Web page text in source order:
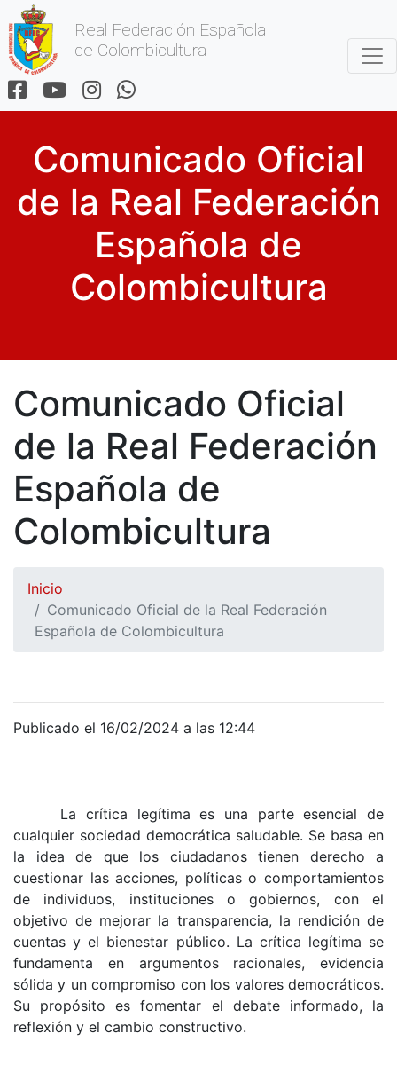
Real Federación Española
de Colombicultura
Comunicado Oficial
de la Real Federación
Española de
Colombicultura
Comunicado Oficial
de la Real Federación
Española de
Colombicultura
Inicio
Comunicado Oficial de la Real Federación
Española de Colombicultura
Publicado el 16/02/2024 a las 12:44
La crítica legítima es una parte esencial de
cualquier sociedad democrática saludable. Se basa en
la idea de que los ciudadanos tienen derecho a
cuestionar las acciones, políticas o comportamientos
de individuos, instituciones o gobiernos, con el
objetivo de mejorar la transparencia, la rendición de
cuentas y el bienestar público. La crítica legítima se
fundamenta en argumentos racionales, evidencia
sólida y un compromiso con los valores democráticos.
Su propósito es fomentar el debate informado, la
reflexión y el cambio constructivo.